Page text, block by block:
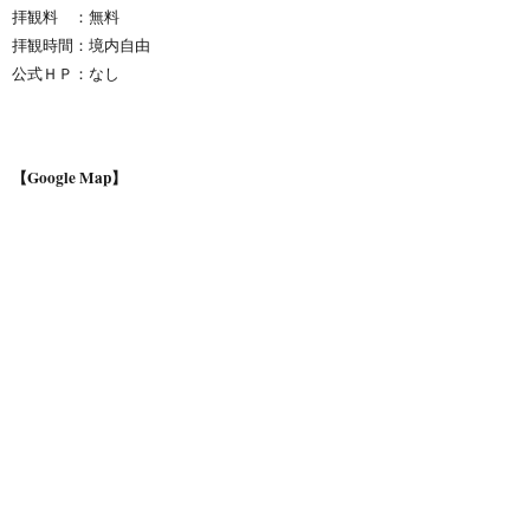
拝観料 ：無料
拝観時間：境内自由
公式ＨＰ：なし
【Google Map】